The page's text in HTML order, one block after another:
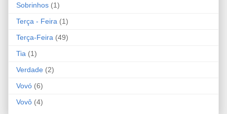
Sobrinhos (1)
Terça - Feira (1)
Terça-Feira (49)
Tia (1)
Verdade (2)
Vovó (6)
Vovô (4)